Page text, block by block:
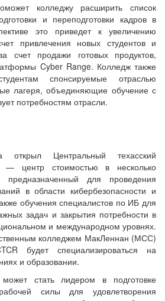
колледжу расширить список
и переподготовки кадров в
это приведет к увеличению
привлечения новых студентов и
счет продажи готовых продуктов,
Cyber Range. Колледж также
спонсируемые отраслью
лагеря, объединяющие обучение с
потребностям отрасли.
открыл Центральный техасский
— центр стоимостью в несколько
предназначенный для проведения
в области кибербезопасности и
обучения специалистов по ИБ для
задач и закрытия потребности в
и международном уровнях.
колледжем МакЛеннан (МСС)
будет специализироваться на
и образовании.
стать лидером в подготовке
силы для удовлетворения